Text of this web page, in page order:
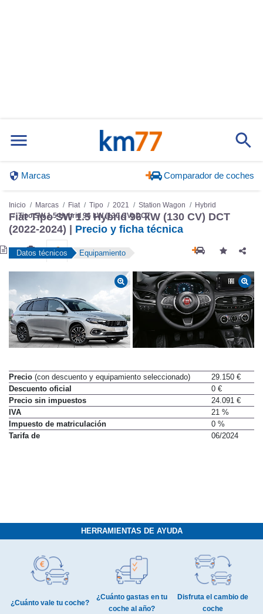
Marcas Comparador de coches
Inicio Marcas Fiat Tipo 2021 Station Wagon
Hybrid
Tipo SW 1.5 Hybrid 96 kW (130 CV) DCT
Fiat Tipo SW 1.5 Hybrid 96 kW (130 CV) DCT
(2022-2024) | Precio y ficha técnica
Datos técnicos Equipamiento
Precio (con descuento y equipamiento seleccionado)
29.150 €
Descuento oficial
0 €
Precio sin impuestos
24.091 €
IVA
21 %
Impuesto de matriculación
0 %
Tarifa de
06/2024
HERRAMIENTAS DE AYUDA
¿Cuánto vale tu coche?
¿Cuánto gastas en tu
coche al año?
Disfruta el cambio de
coche